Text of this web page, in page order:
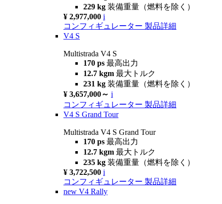
229 kg 装備重量（燃料を除く）
¥ 2,977,000 i
コンフィギュレーター 製品詳細
V4 S
Multistrada V4 S
170 ps 最高出力
12.7 kgm 最大トルク
231 kg 装備重量（燃料を除く）
¥ 3,657,000～ i
コンフィギュレーター 製品詳細
V4 S Grand Tour
Multistrada V4 S Grand Tour
170 ps 最高出力
12.7 kgm 最大トルク
235 kg 装備重量（燃料を除く）
¥ 3,722,500 i
コンフィギュレーター 製品詳細
new V4 Rally